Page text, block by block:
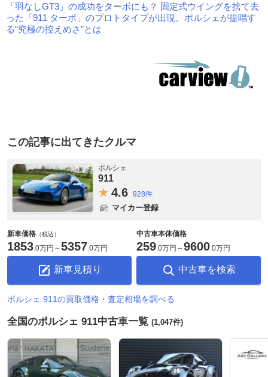
「羽なしGT3」の成功をターボにも？ 固定式ウイングを捨て去
った「911 ターボ」のプロトタイプが出現。ポルシェが提唱す
る“究極の控えめさ”とは
この記事に出てきたクルマ
ポルシェ
911
4.6 928件
マイカー登録
新車価格 （税込）
1853 0万円 ～5357 0万円
新車見積り
中古車本体価格
259 0万円 ～9600 0万円
中古車を検索
ポルシェ 911の買取価格・査定相場を調べる
全国のポルシェ 911中古車一覧 (1,047件)